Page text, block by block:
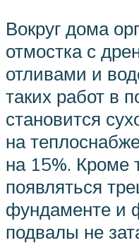
Вокруг дома
отмостка с
отливами и
таких работ в
становится
на
на 15%. Кроме
появляться
фундаменте и
подвалы не